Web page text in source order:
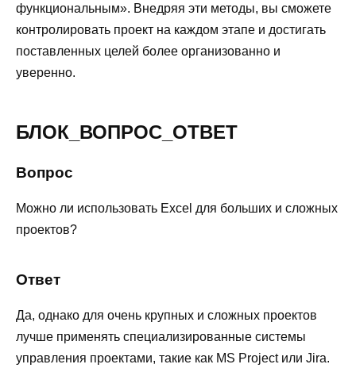
функциональным». Внедряя эти методы, вы сможете
контролировать проект на каждом этапе и достигать
поставленных целей более организованно и
уверенно.
БЛОК_ВОПРОС_ОТВЕТ
Вопрос
Можно ли использовать Excel для больших и сложных
проектов?
Ответ
Да, однако для очень крупных и сложных проектов
лучше применять специализированные системы
управления проектами, такие как MS Project или Jira.